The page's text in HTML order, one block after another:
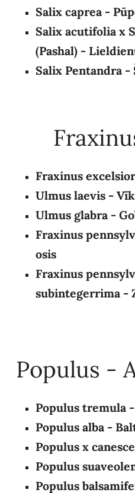
Salix caprea -
Salix acutifolia x
(Pashal) -
Salix Pentandra
Fraxinus
Ulmus laevis -
Ulmus glabra -
Fraxinus
osis
Fraxinus
subintegerrima -
Populus -
Populus tremula -
Populus alba -
Populus x
Populus
Populus